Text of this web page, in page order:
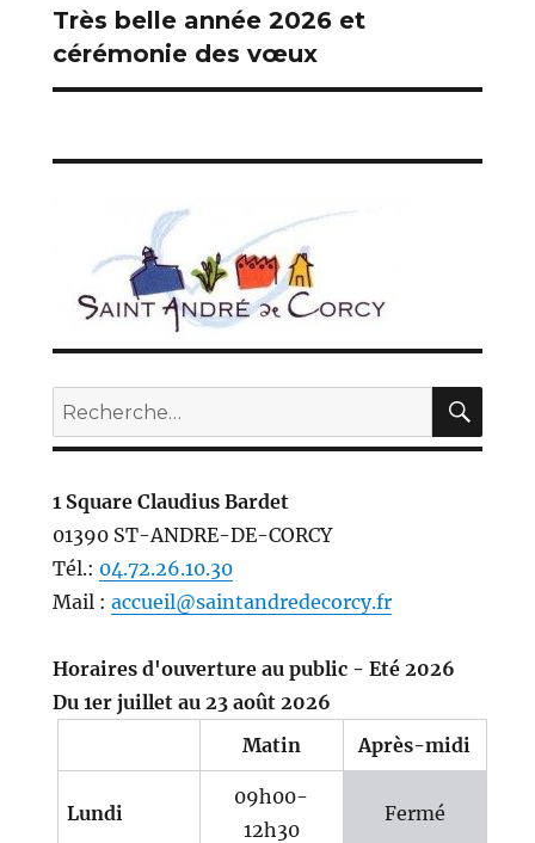
Publication
suivante :
Très belle année 2026 et
cérémonie des vœux
Recherche
pour :
1 Square Claudius Bardet
01390 ST-ANDRE-DE-CORCY
Tél.: 04.72.26.10.30
Mail : accueil@saintandredecorcy.fr
Horaires d'ouverture au public - Eté 2026
Du 1er juillet au 23 août 2026
Matin
Après-midi
Lundi
09h00-
12h30
Fermé